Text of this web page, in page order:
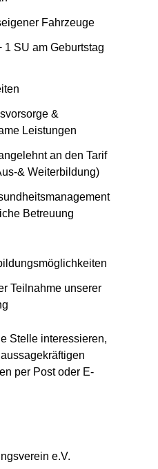
Fahrzeuge
1 SU am Geburtstag
&
Leistungen
an den Tarif
& Weiterbildung)
Betreuung
Teilnahme unserer
Stelle interessieren,
per Post oder E-
e.V.